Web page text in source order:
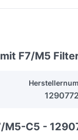
F7/M5
1290772
M5-C5 -